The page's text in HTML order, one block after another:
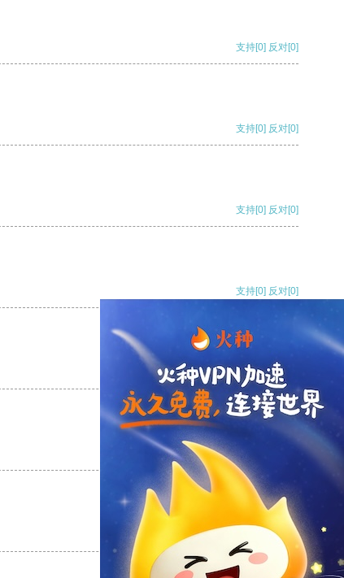
支持[0] 反对[0]
支持[0] 反对[0]
支持[0] 反对[0]
支持[0] 反对[0]
支持[0] 反对
支持
反对 [0]